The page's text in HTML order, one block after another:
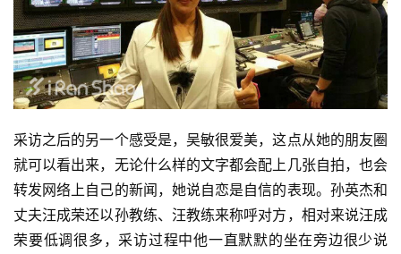
采访之后的另一个感受是，吴敏很爱美，这点从她的朋友圈
就可以看出来，无论什么样的文字都会配上几张自拍，也会
转发网络上自己的新闻，她说自恋是自信的表现。孙英杰和
丈夫汪成荣还以孙教练、汪教练来称呼对方，相对来说汪成
荣要低调很多，采访过程中他一直默默的坐在旁边很少说